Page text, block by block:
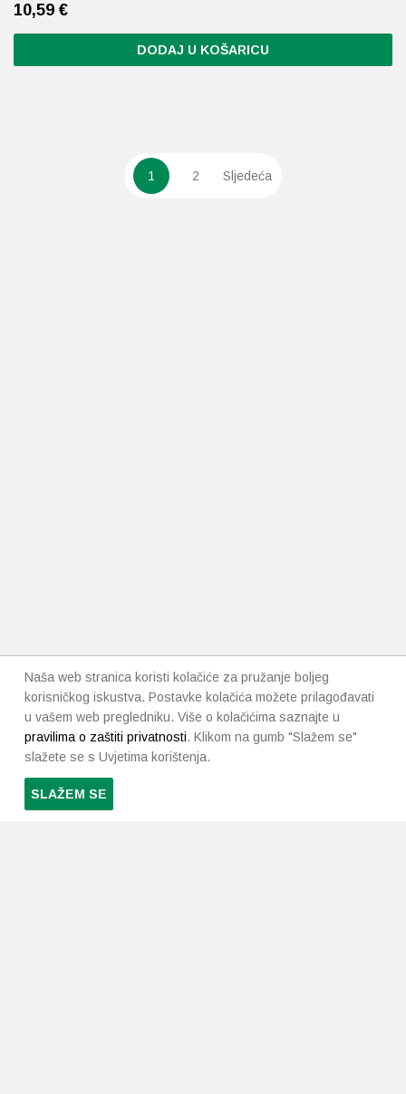
10,59 €
DODAJ U KOŠARICU
1 2 Sljedeća
Naša web stranica koristi kolačiće za pružanje boljeg
korisničkog iskustva. Postavke kolačića možete prilagođavati
u vašem web pregledniku. Više o kolačićima saznajte u
pravilima o zaštiti privatnosti. Klikom na gumb "Slažem se"
slažete se s Uvjetima korištenja.
SLAŽEM SE